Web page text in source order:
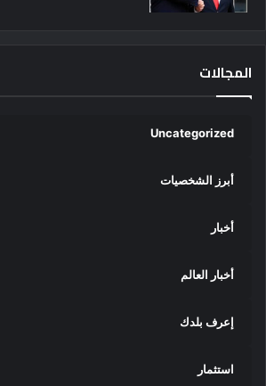
المجالات
Uncategorized
أبرز الشخصيات
أخبار
أخبار العالم
إعرف بلدك
استثمار